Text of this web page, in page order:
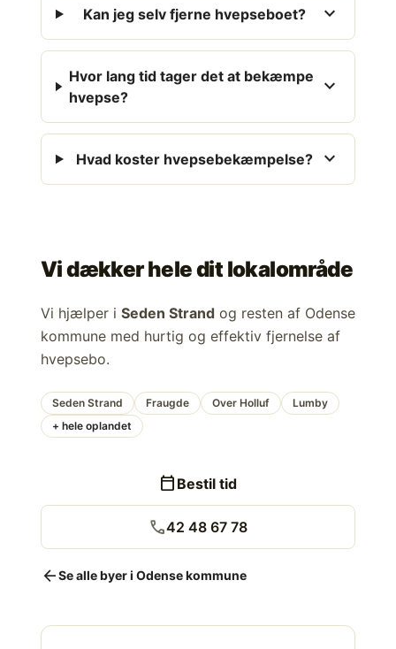
Kan jeg selv fjerne hvepseboet? expand_more
Hvor lang tid tager det at bekæmpe
hvepse?
expand_more
Hvad koster hvepsebekæmpelse? expand_more
Vi dækker hele dit lokalområde
Vi hjælper i Seden Strand og resten af Odense
kommune med hurtig og effektiv fjernelse af
hvepsebo.
Seden Strand Fraugde Over Holluf
Lumby
+ hele oplandet
calendar_today Bestil tid
call42 48 67 78
arrow_backSe alle byer i Odense kommune